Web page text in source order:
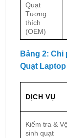
Quạt
Tương
thích
(OEM)
Bảng 2:
Quạt Laptop
DỊCH VỤ
Kiểm tra & Vệ
sinh quạt